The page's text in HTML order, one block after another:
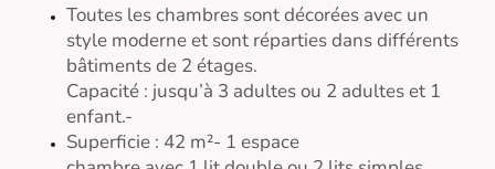
Toutes les chambres sont décorées avec un
style moderne et sont réparties dans différents
bâtiments de 2 étages.
Capacité : jusqu’à 3 adultes ou 2 adultes et 1
enfant.-
Superficie : 42 m²- 1 espace